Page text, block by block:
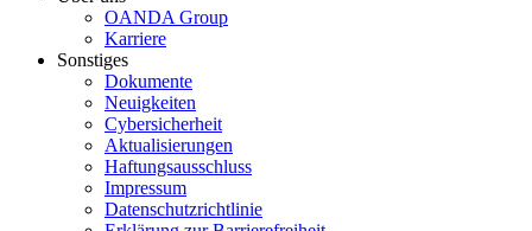
OANDA Group
Karriere
Sonstiges
Dokumente
Neuigkeiten
Cybersicherheit
Aktualisierungen
Haftungsausschluss
Impressum
Datenschutzrichtlinie